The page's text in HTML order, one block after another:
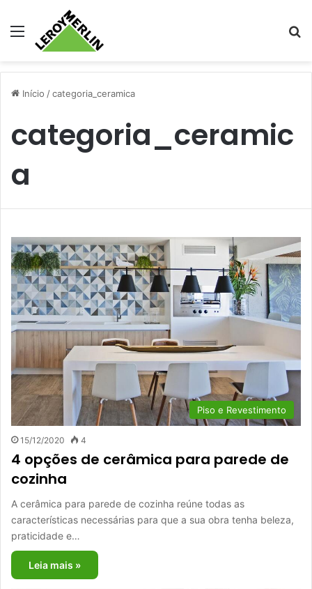
Menu
Início /categoria_ceramica
categoria_ceramic
a
Piso e Revestimento
15/12/2020 4
4 opções de cerâmica para parede de
cozinha
A cerâmica para parede de cozinha reúne todas as
características necessárias para que a sua obra tenha beleza,
praticidade e…
Leia mais »